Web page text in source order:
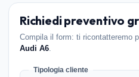
Richiedi preventivo
Compila il form: ti ricontatteremo
Audi A6.
Tipologia cliente